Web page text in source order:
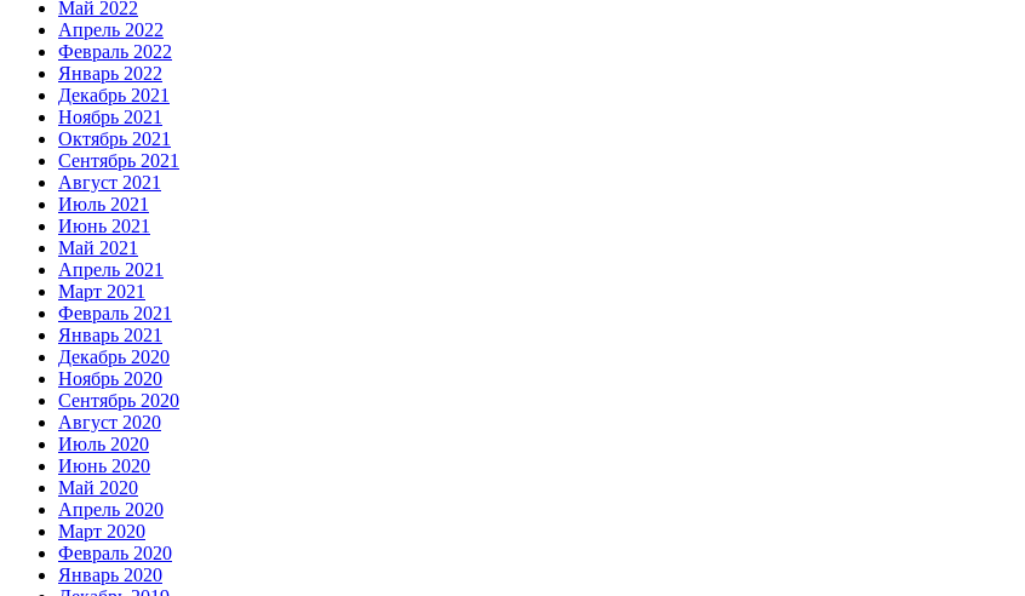
Май 2022
Апрель 2022
Февраль 2022
Январь 2022
Декабрь 2021
Ноябрь 2021
Октябрь 2021
Сентябрь 2021
Август 2021
Июль 2021
Июнь 2021
Май 2021
Апрель 2021
Март 2021
Февраль 2021
Январь 2021
Декабрь 2020
Ноябрь 2020
Сентябрь 2020
Август 2020
Июль 2020
Июнь 2020
Май 2020
Апрель 2020
Март 2020
Февраль 2020
Январь 2020